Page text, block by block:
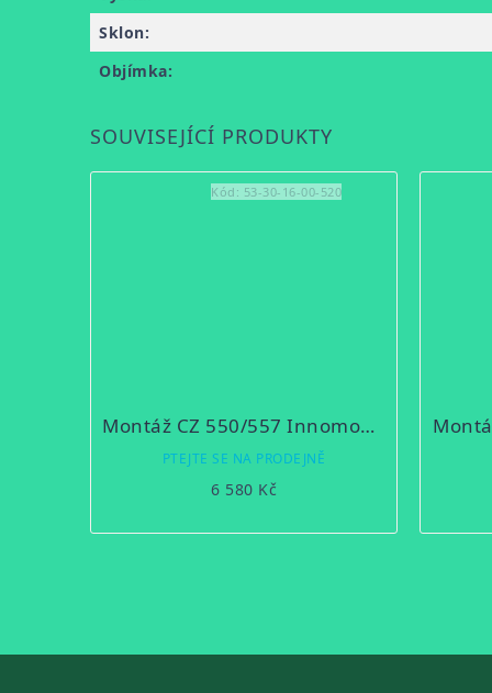
Sklon:
Objímka:
SOUVISEJÍCÍ PRODUKTY
Montáž CZ 550/557 Innomount kroužky 30mm
PTEJTE SE NA PRODEJNĚ
6 580 Kč
Kód: 53-30-16-00-520